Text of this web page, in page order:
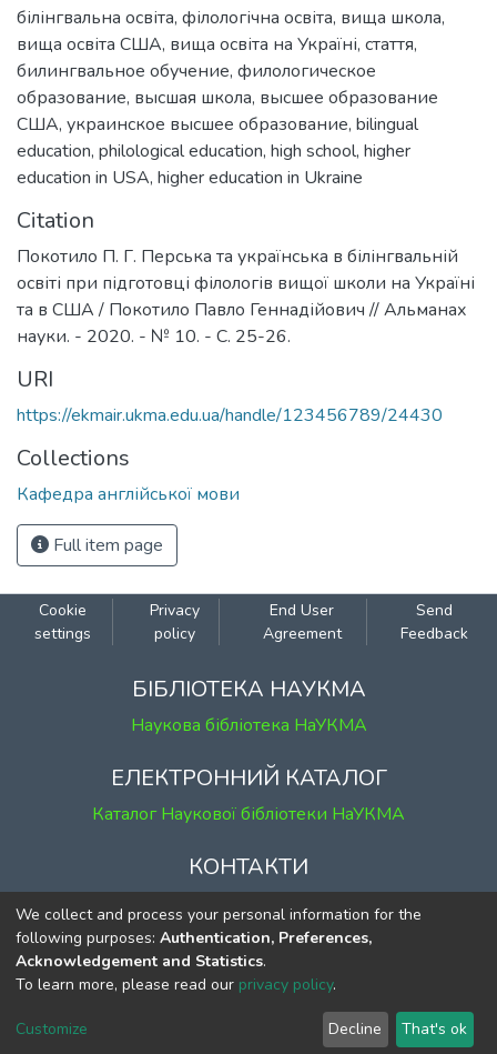
білінгвальна освіта, філологічна освіта, вища школа,
вища освіта США, вища освіта на Україні, стаття,
билингвальное обучение, филологическое
образование, высшая школа, высшее образование
США, украинское высшее образование, bilingual
education, philological education, high school, higher
education in USA, higher education in Ukraine
Citation
Покотило П. Г. Перська та українська в білінгвальній
освіті при підготовці філологів вищої школи на Україні
та в США / Покотило Павло Геннадійович // Альманах
науки. - 2020. - № 10. - С. 25-26.
URI
https://ekmair.ukma.edu.ua/handle/123456789/24430
Collections
Кафедра англійської мови
Full item page
Cookie
settings
Privacy
policy
End User
Agreement
Send
Feedback
БІБЛІОТЕКА НАУКМА
Наукова бібліотека НаУКМА
ЕЛЕКТРОННИЙ КАТАЛОГ
Каталог Наукової бібліотеки НаУКМА
КОНТАКТИ
м. Київ, вул. Григорія Сковороди, 2
к. 1, к. 120
тел. (044) 463-69-31
ekmair@ukma.edu.ua
We collect and process your personal information for the
following purposes: Authentication, Preferences,
Acknowledgement and Statistics.
To learn more, please read our privacy policy.
Customize Decline That's ok